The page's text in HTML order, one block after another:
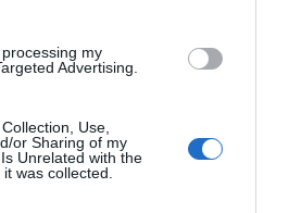
my
Advertising.
Use,
or Sharing of my
Unrelated with the
was collected.
κανονιστικών πράξεων
και πολεοδομική
δηλαδή, νέες
ήδη ισχύει.